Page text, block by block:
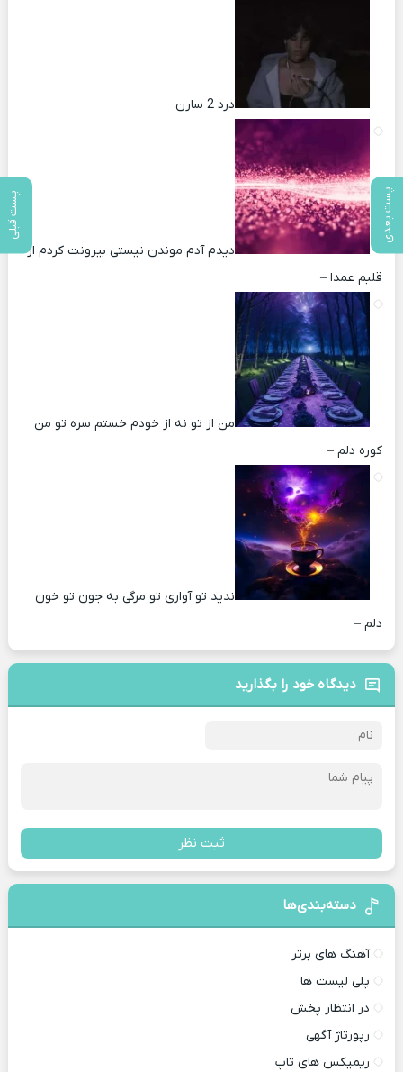
پست بعدی پست قبلی
درد 2 سارن
دیدم آدم موندن نیستی بیرونت کردم از
قلبم عمدا –
من از تو نه از خودم خستم سره تو من
کوره دلم –
ندید تو آواری تو مرگی به جون تو خون
دلم –
دیدگاه خود را بگذارید
ثبت نظر
دسته‌بندی‌ها
آهنگ های برتر
پلی لیست ها
در انتظار پخش
رپورتاژ آگهی
ریمیکس های تاپ